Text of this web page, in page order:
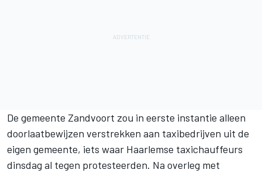
De gemeente Zandvoort zou in eerste instantie alleen
doorlaatbewijzen verstrekken aan taxibedrijven uit de
eigen gemeente, iets waar Haarlemse taxichauffeurs
dinsdag al tegen protesteerden. Na overleg met